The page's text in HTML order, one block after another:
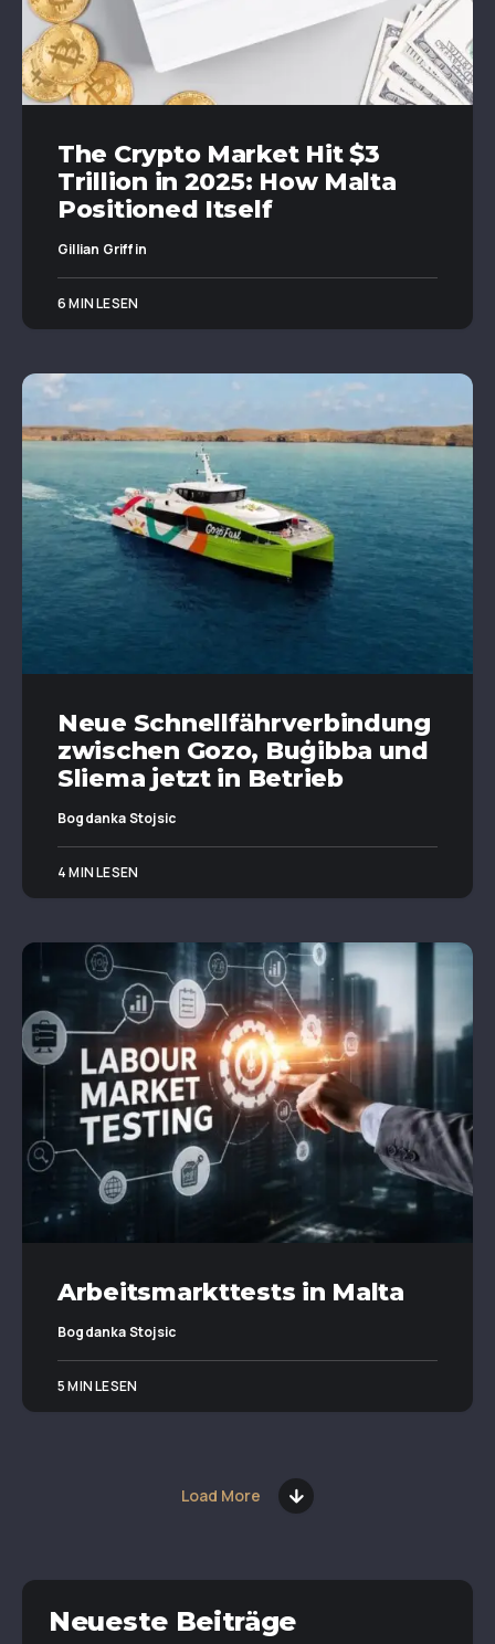
The Crypto Market Hit $3
Trillion in 2025: How Malta
Positioned Itself
Gillian Griffin
6 MIN LESEN
Neue Schnellfährverbindung
zwischen Gozo, Buġibba und
Sliema jetzt in Betrieb
Bogdanka Stojsic
4 MIN LESEN
Arbeitsmarkttests in Malta
Bogdanka Stojsic
5 MIN LESEN
Load More
Neueste Beiträge